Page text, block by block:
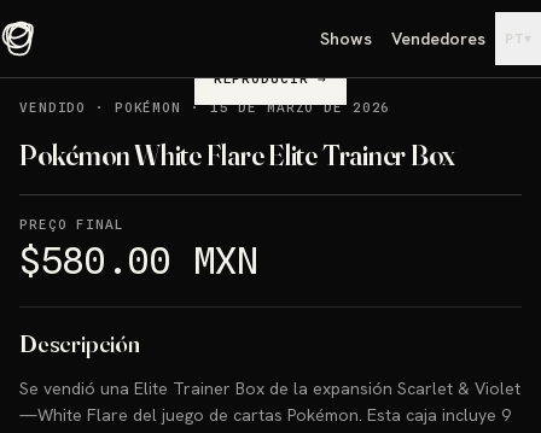
Shows Vendedores PT▾
REPRODUCIR→
VENDIDO
· POKÉMON ·15 DE MARZO DE 2026
Pokémon White Flare Elite Trainer Box
PREÇO FINAL
$580.00 MXN
Descripción
Se vendió una Elite Trainer Box de la expansión Scarlet & Violet
—White Flare del juego de cartas Pokémon. Esta caja incluye 9